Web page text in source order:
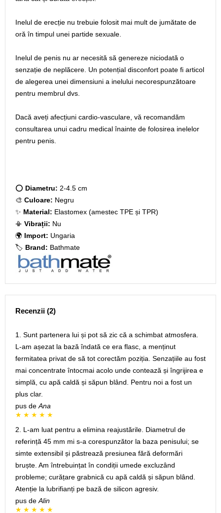
Inelul de erecție nu trebuie folosit mai mult de jumătate de
oră în timpul unei partide sexuale.
Inelul de penis nu ar necesită să genereze niciodată o
senzație de neplăcere. Un potențial disconfort poate fi articol
de alegerea unei dimensiuni a inelului necorespunzătoare
pentru membrul dvs.
Dacă aveți afecțiuni cardio-vasculare, vă recomandăm
consultarea unui cadru medical înainte de folosirea inelelor
pentru penis
⭕ Diametru: 2-4.5 cm
🎨 Culoare: Negru
✨ Material: Elastomex (amestec TPE și TPR)
📳 Vibrații: Nu
🌍 Import: Ungaria
🏷️ Brand: Bathmate
Recenzii (2)
1. Sunt partenera lui și pot să zic că a schimbat atmosfera.
L-am așezat la bază îndată ce era flasc, a menținut
fermitatea privat de să tot corectăm poziția. Senzațiile au fost
mai concentrate întocmai acolo unde contează și îngrijirea e
simplă, cu apă caldă și săpun blând. Pentru noi a fost un
plus clar.
pus deAna
2. L-am luat pentru a elimina reajustările. Diametrul de
referință 45 mm mi s-a corespunzător la baza penisului; se
simte extensibil și păstrează presiunea fără deformări
bruște. Am întrebuințat în condiții umede excluzând
probleme; curățare grabnică cu apă caldă și săpun blând.
Atenție la lubrifianți pe bază de silicon agresiv.
pus deAlin